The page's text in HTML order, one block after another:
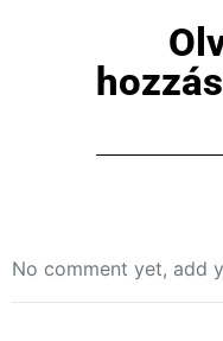
No comment yet, add